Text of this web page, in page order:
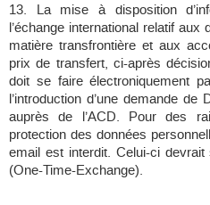
13. La mise à disposition
l’échange international relatif
matière transfrontière et aux
prix de transfert, ci-après
doit se faire électroniquement
l’introduction d’une demande
auprès de l’ACD. Pour des
protection des données
email est interdit. Celui-ci
(One-Time-Exchange).